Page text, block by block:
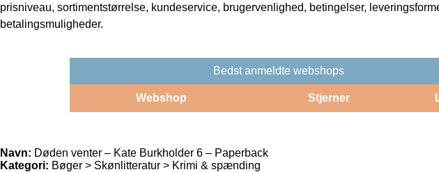
prisniveau, sortimentstørrelse, kundeservice, brugervenlighed, betingelser,
betalingsmuligheder.
Bedst anmeldte webshops
Webshop Stjerner
Navn: Døden venter – Kate Burkholder 6 – Paperback
Kategori: Bøger > Skønlitteratur > Krimi & spænding